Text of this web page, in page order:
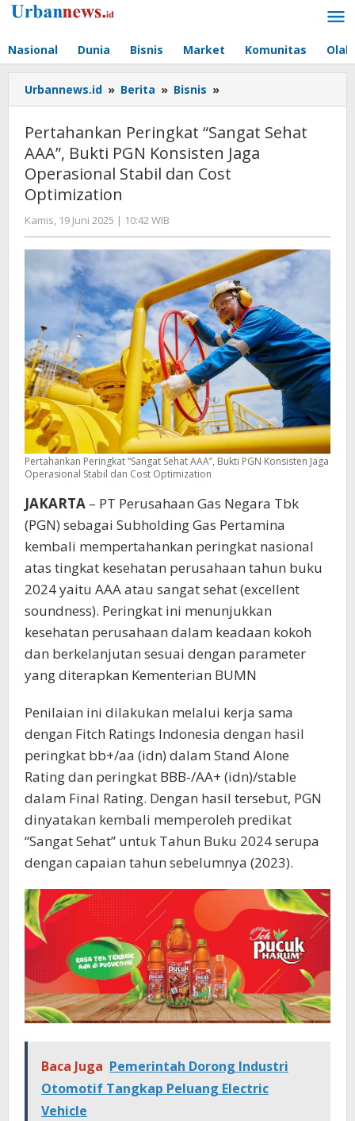
Lewati
Nasional Dunia Bisnis Market Komunitas
Urbannews.id » Berita » Bisnis »
Peringkat
Sehat
AAA”,
Bukti
Operasional
Stabil
dan
Cost
Optimization
Pertahankan Peringkat “Sangat Sehat
AAA”, Bukti PGN Konsisten Jaga
Operasional Stabil dan Cost
Optimization
Kamis, 19 Juni 2025 | 10:42 WIB
Hengki
Seprihadi
Pertahankan Peringkat “Sangat Sehat AAA”, Bukti PGN Konsisten Jaga
Operasional Stabil dan Cost Optimization
JAKARTA – PT Perusahaan Gas Negara Tbk
(PGN) sebagai Subholding Gas Pertamina
kembali mempertahankan peringkat nasional
atas tingkat kesehatan perusahaan tahun buku
2024 yaitu AAA atau sangat sehat (excellent
soundness). Peringkat ini menunjukkan
kesehatan perusahaan dalam keadaan kokoh
dan berkelanjutan sesuai dengan parameter
yang diterapkan Kementerian BUMN
Penilaian ini dilakukan melalui kerja sama
dengan Fitch Ratings Indonesia dengan hasil
peringkat bb+/aa (idn) dalam Stand Alone
Rating dan peringkat BBB-/AA+ (idn)/stable
dalam Final Rating. Dengan hasil tersebut, PGN
dinyatakan kembali memperoleh predikat
“Sangat Sehat” untuk Tahun Buku 2024 serupa
dengan capaian tahun sebelumnya (2023).
Baca Juga Pemerintah Dorong Industri
Otomotif Tangkap Peluang Electric
Vehicle